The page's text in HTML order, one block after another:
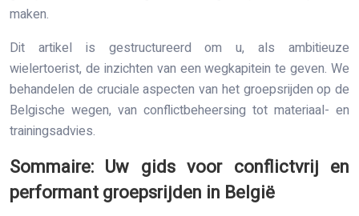
maken.
Dit artikel is gestructureerd om u, als ambitieuze
wielertoerist, de inzichten van een wegkapitein te geven. We
behandelen de cruciale aspecten van het groepsrijden op de
Belgische wegen, van conflictbeheersing tot materiaal- en
trainingsadvies.
Sommaire: Uw gids voor conflictvrij en
performant groepsrijden in België